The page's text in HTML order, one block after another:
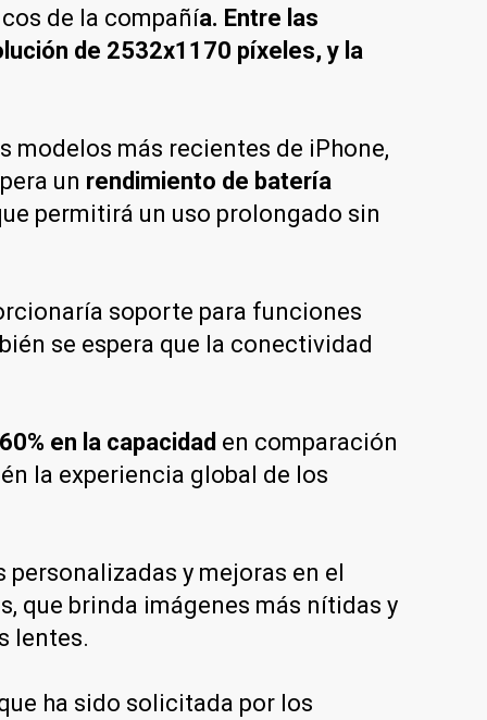
de la compañía. Entre las
de 2532x1170 píxeles, y la
modelos más recientes de iPhone,
un rendimiento de batería
permitirá un uso prolongado sin
soporte para funciones
se espera que la conectividad
en la capacidad en comparación
la experiencia global de los
y mejoras en el
que brinda imágenes más nítidas y
lentes.
ha sido solicitada por los